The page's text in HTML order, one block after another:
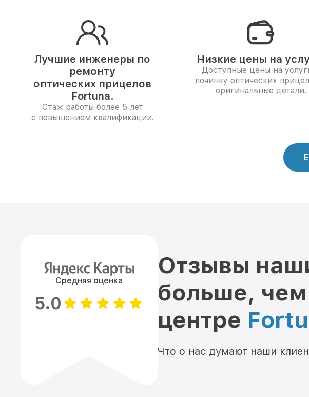
Лучшие инженеры по
ремонту
оптических прицелов
Fortuna.
Стаж работы более 5 лет
с повышением квалификации.
Низкие цены на
Доступные цены на
починку оптических
оригинальные детали.
Средняя оценка
5.0
Отзывы
больше,
центре
Что о нас думают наши